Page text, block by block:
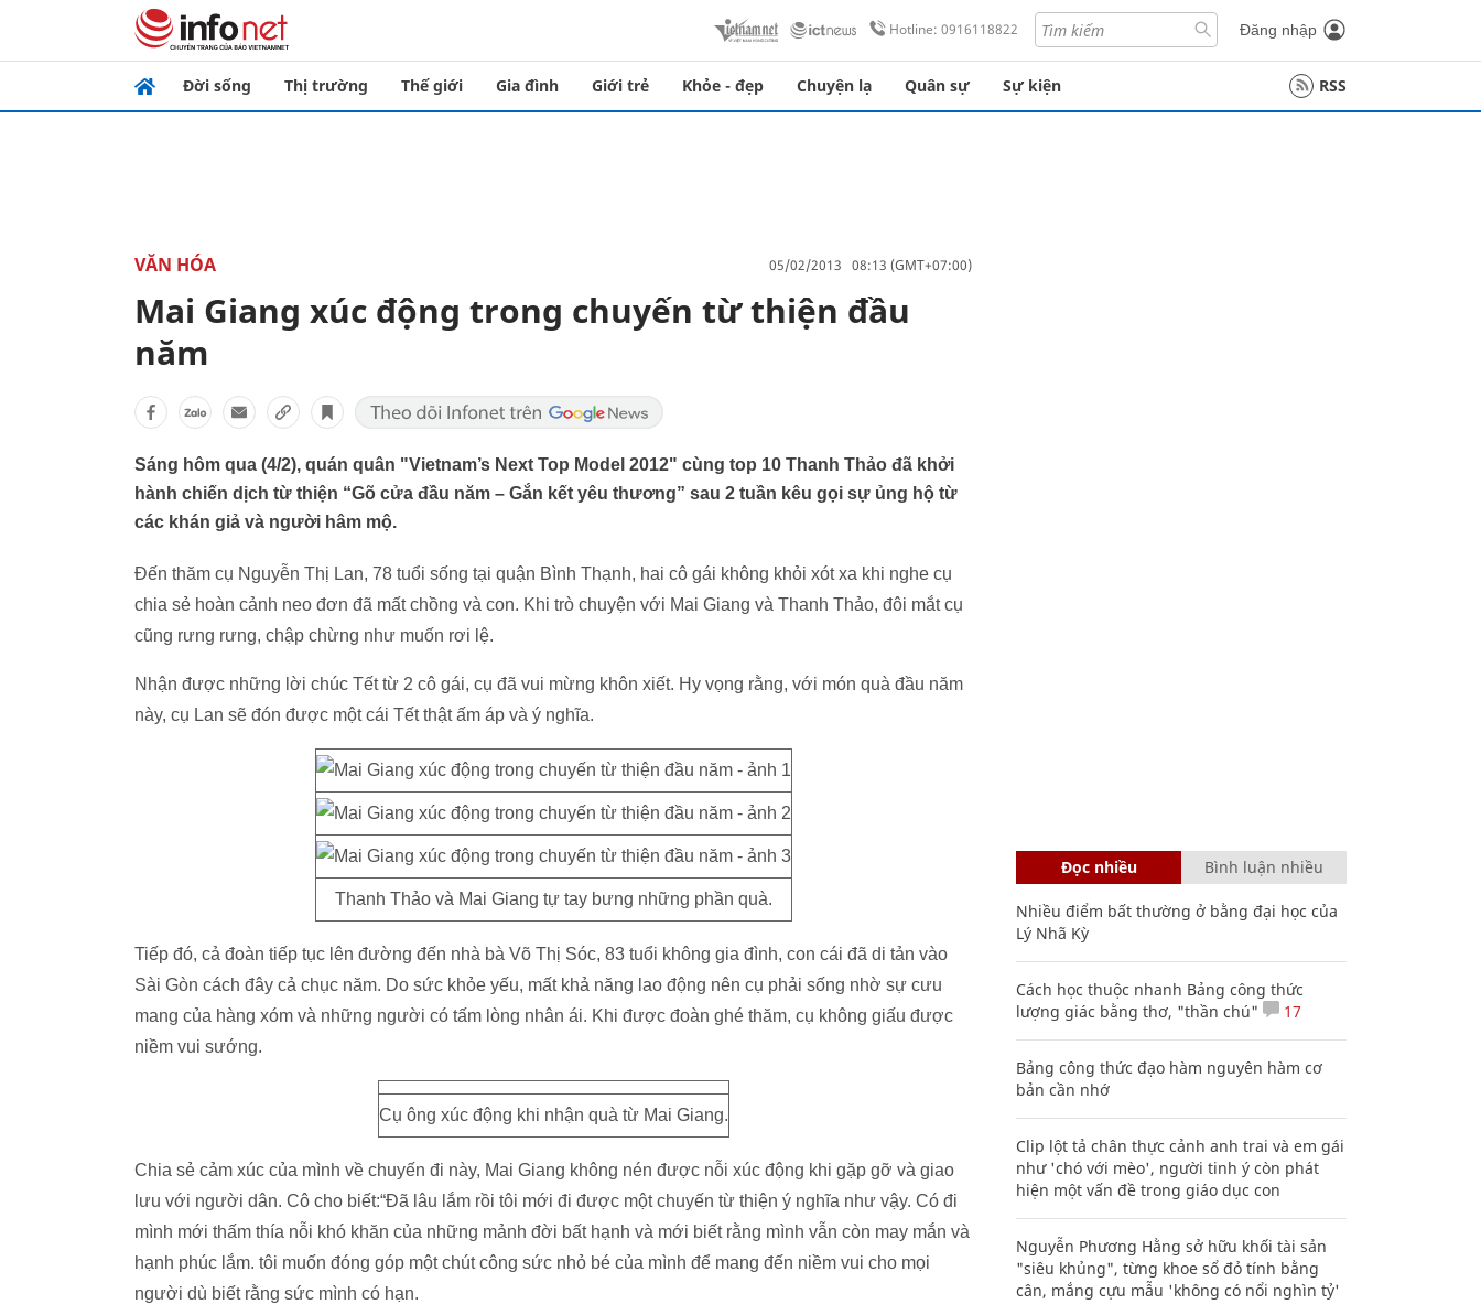
Hotline: 0916118822 Đăng nhập
Đời sống Thị trường Thế giới Gia đình Giới trẻ Khỏe - đẹp Chuyện lạ Quân sự Sự kiện RSS
VĂN HÓA 05/02/2013 08:13 (GMT+07:00)
Mai Giang xúc động trong chuyến từ thiện đầu
năm
Sáng hôm qua (4/2), quán quân "Vietnam’s Next Top Model 2012" cùng top 10 Thanh Thảo đã khởi
hành chiến dịch từ thiện “Gõ cửa đầu năm – Gắn kết yêu thương” sau 2 tuần kêu gọi sự ủng hộ từ
các khán giả và người hâm mộ.
Đến thăm cụ Nguyễn Thị Lan, 78 tuổi sống tại quận Bình Thạnh, hai cô gái không khỏi xót xa khi nghe cụ
chia sẻ hoàn cảnh neo đơn đã mất chồng và con. Khi trò chuyện với Mai Giang và Thanh Thảo, đôi mắt cụ
cũng rưng rưng, chập chừng như muốn rơi lệ.
Nhận được những lời chúc Tết từ 2 cô gái, cụ đã vui mừng khôn xiết. Hy vọng rằng, với món quà đầu năm
này, cụ Lan sẽ đón được một cái Tết thật ấm áp và ý nghĩa.
Thanh Thảo và Mai Giang tự tay bưng những phần quà.
Tiếp đó, cả đoàn tiếp tục lên đường đến nhà bà Võ Thị Sóc, 83 tuổi không gia đình, con cái đã di tản vào
Sài Gòn cách đây cả chục năm. Do sức khỏe yếu, mất khả năng lao động nên cụ phải sống nhờ sự cưu
mang của hàng xóm và những người có tấm lòng nhân ái. Khi được đoàn ghé thăm, cụ không giấu được
niềm vui sướng.
Cụ ông xúc động khi nhận quà từ Mai Giang.
Chia sẻ cảm xúc của mình về chuyến đi này, Mai Giang không nén được nỗi xúc động khi gặp gỡ và giao
lưu với người dân. Cô cho biết:“Đã lâu lắm rồi tôi mới đi được một chuyến từ thiện ý nghĩa như vậy. Có đi
mình mới thấm thía nỗi khó khăn của những mảnh đời bất hạnh và mới biết rằng mình vẫn còn may mắn và
hạnh phúc lắm. tôi muốn đóng góp một chút công sức nhỏ bé của mình để mang đến niềm vui cho mọi
người dù biết rằng sức mình có hạn.
Đọc nhiều Bình luận nhiều
Nhiều điểm bất thường ở bằng đại học của
Lý Nhã Kỳ
Cách học thuộc nhanh Bảng công thức
lượng giác bằng thơ, "thần chú"
17
Bảng công thức đạo hàm nguyên hàm cơ
bản cần nhớ
Clip lột tả chân thực cảnh anh trai và em gái
như 'chó với mèo', người tinh ý còn phát
hiện một vấn đề trong giáo dục con
Nguyễn Phương Hằng sở hữu khối tài sản
"siêu khủng", từng khoe sổ đỏ tính bằng
cân, mắng cựu mẫu 'không có nổi nghìn tỷ'